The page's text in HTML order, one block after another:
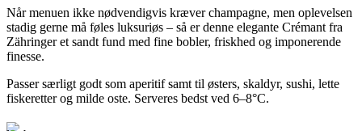
Når menuen ikke nødvendigvis kræver champagne, men oplevelsen
stadig gerne må føles luksuriøs – så er denne elegante Crémant fra
Zähringer et sandt fund med fine bobler, friskhed og imponerende
finesse.
Passer særligt godt som aperitif samt til østers, skaldyr, sushi, lette
fiskeretter og milde oste. Serveres bedst ved 6–8°C.